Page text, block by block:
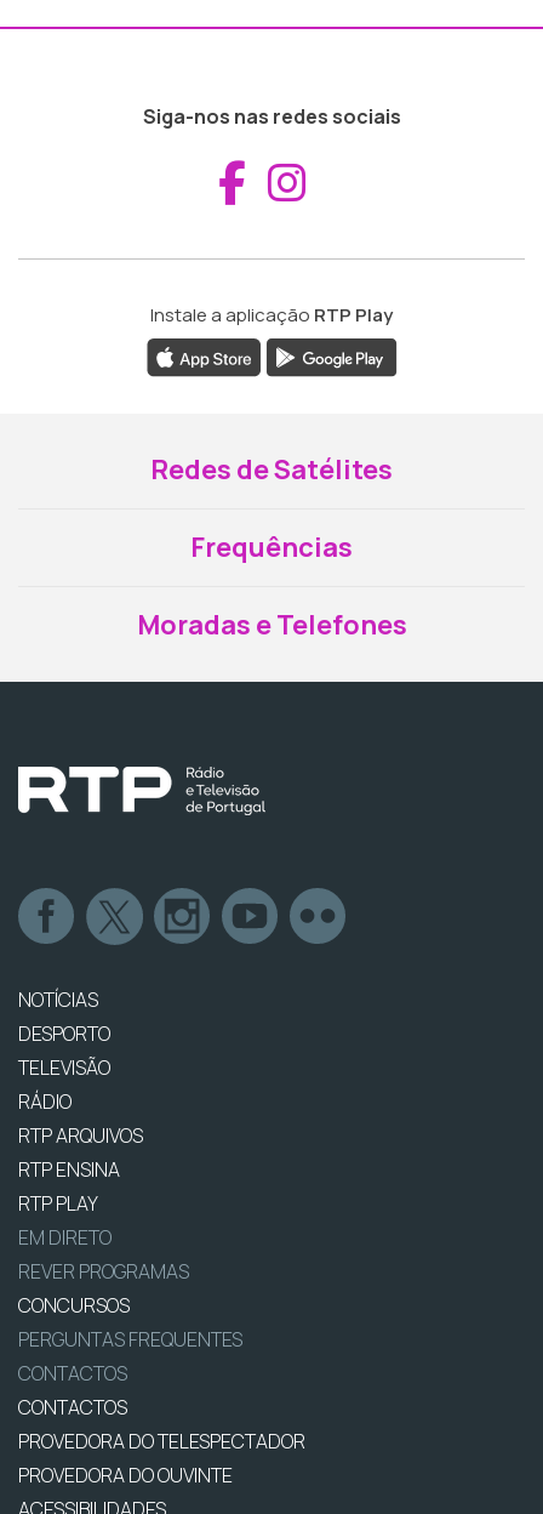
Siga-nos nas redes sociais
Aceder ao
Instale a aplicação RTP Play
Redes de Satélites
Frequências
Moradas e Telefones
NOTÍCIAS
DESPORTO
TELEVISÃO
RÁDIO
RTP ARQUIVOS
RTP ENSINA
RTP PLAY
EM DIRETO
REVER PROGRAMAS
CONCURSOS
PERGUNTAS FREQUENTES
CONTACTOS
CONTACTOS
PROVEDORA DO TELESPECTADOR
PROVEDORA DO OUVINTE